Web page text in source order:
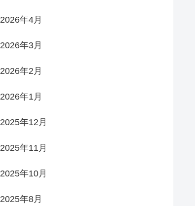
2026年4月
2026年3月
2026年2月
2026年1月
2025年12月
2025年11月
2025年10月
2025年8月